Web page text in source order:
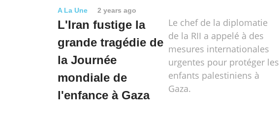
A La Une 2 years ago
L'Iran fustige la
grande tragédie de
la Journée
mondiale de
l'enfance à Gaza
Le chef de la diplomatie
de la RII a appelé à des
mesures internationales
urgentes pour protéger les
enfants palestiniens à
Gaza.